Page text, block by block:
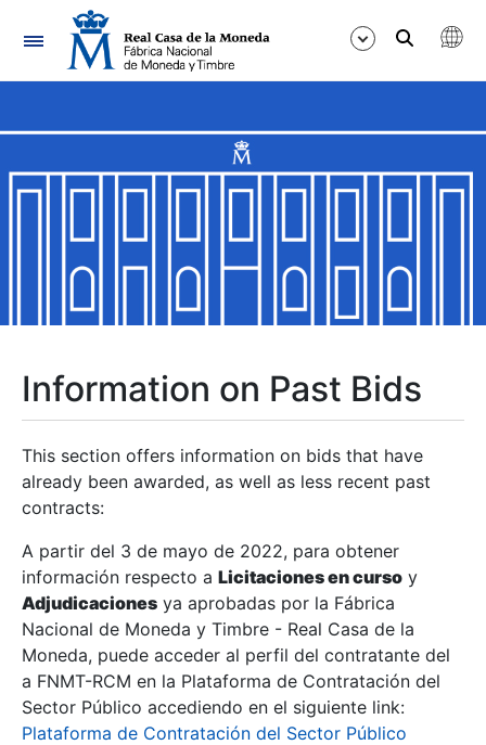
Navigation
Show/Hide
Show/Hide
Show/Hide
Show/Hide
Show/Hide
Information on Past Bids
This section offers information on bids that have
already been awarded, as well as less recent past
contracts:
A partir del 3 de mayo de 2022, para obtener
información respecto a Licitaciones en curso y
Adjudicaciones ya aprobadas por la Fábrica
Nacional de Moneda y Timbre - Real Casa de la
Moneda, puede acceder al perfil del contratante del
a FNMT-RCM en la Plataforma de Contratación del
Sector Público accediendo en el siguiente link:
Plataforma de Contratación del Sector Público